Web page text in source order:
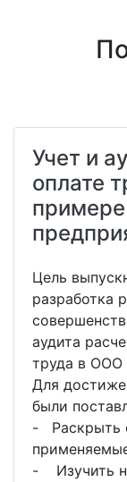
Учет и
оплате
примере
Цель
разработка
аудита
труда в ООО
Для
были
- Раскрыть
- Изучить